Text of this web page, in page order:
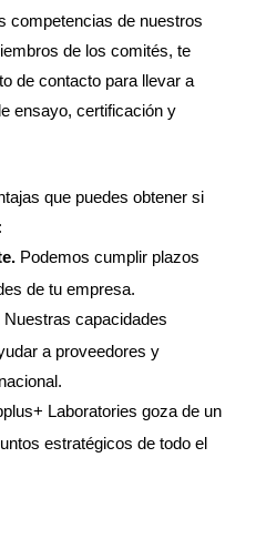
competencias de nuestros
de los comités, te
de contacto para llevar a
ensayo, certificación y
que puedes obtener si
Podemos cumplir plazos
de tu empresa.
Nuestras capacidades
a proveedores y
Laboratories goza de un
estratégicos de todo el